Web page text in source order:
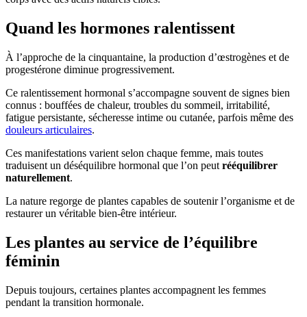
Quand les hormones ralentissent
À l’approche de la cinquantaine, la production d’œstrogènes et de
progestérone diminue progressivement.
Ce ralentissement hormonal s’accompagne souvent de signes bien
connus : bouffées de chaleur, troubles du sommeil, irritabilité,
fatigue persistante, sécheresse intime ou cutanée, parfois même des
douleurs articulaires.
Ces manifestations varient selon chaque femme, mais toutes
traduisent un déséquilibre hormonal que l’on peut rééquilibrer
naturellement.
La nature regorge de plantes capables de soutenir l’organisme et de
restaurer un véritable bien-être intérieur.
Les plantes au service de l’équilibre
féminin
Depuis toujours, certaines plantes accompagnent les femmes
pendant la transition hormonale.